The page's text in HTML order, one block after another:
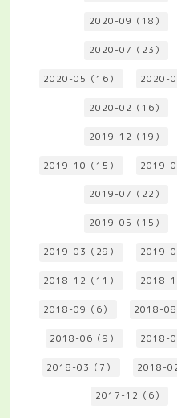
2020-09（18）
2020-07（23）
2020-05（16） 2020-
2020-02（16）
2019-12（19）
2019-10（15） 2019-
2019-07（22）
2019-05（15）
2019-03（29） 2019-
2018-12（11） 2018-
2018-09（6） 2018-08
2018-06（9） 2018-
2018-03（7） 2018-02
2017-12（6）